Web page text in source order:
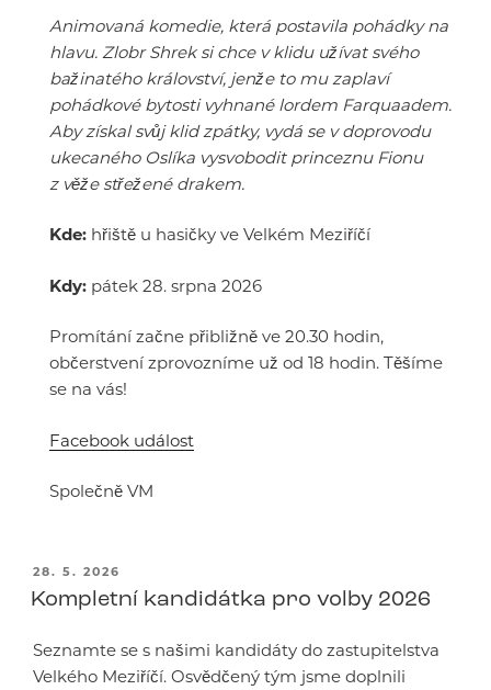
Animovaná komedie, která postavila pohádky na
hlavu. Zlobr Shrek si chce v klidu užívat svého
bažinatého království, jenže to mu zaplaví
pohádkové bytosti vyhnané lordem Farquaadem.
Aby získal svůj klid zpátky, vydá se v doprovodu
ukecaného Oslíka vysvobodit princeznu Fionu
z věže střežené drakem.
Kde: hřiště u hasičky ve Velkém Meziříčí
Kdy: pátek 28. srpna 2026
Promítání začne přibližně ve 20.30 hodin,
občerstvení zprovozníme už od 18 hodin. Těšíme
se na vás!
Facebook událost
Společně VM
PUBLIKOVÁNO
28. 5. 2026
Kompletní kandidátka pro volby 2026
Seznamte se s našimi kandidáty do zastupitelstva
Velkého Meziříčí. Osvědčený tým jsme doplnili